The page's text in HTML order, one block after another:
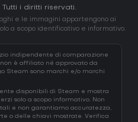
i diritti riservati.
e le immagini appartengono ai
a scopo identificativo e informativo.
indipendente di comparazione
è affiliato né approvato da
Steam sono marchi e/o marchi
disponibili di Steam e mostra
solo a scopo informativo. Non
e non garantiamo accuratezza,
o delle chiavi mostrate. Verifica